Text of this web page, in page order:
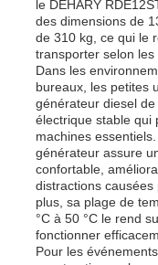
le DEHARY
des dimensions de
de 310 kg, ce qui le
transporter selon les
Dans les
bureaux, les petites
générateur diesel
électrique stable qui
machines
générateur assure
confortable,
distractions
plus, sa plage de
°C à 50 °C le rend
fonctionner
Pour les